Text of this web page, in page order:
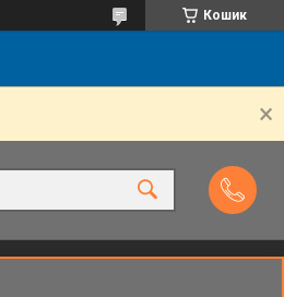
Кошик